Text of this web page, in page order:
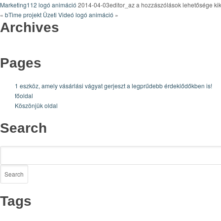
Marketing112 logó animáció 2014-04-03editor_azMarketing112
a hozzászólások lehetősége
« bTime projekt Üzeti Videó logó animáció »
Archives
Pages
1 eszköz, amely vásárlási vágyat gerjeszt a legprűdebb érdeklődőkben is!
főoldal
Köszönjük oldal
Search
Tags